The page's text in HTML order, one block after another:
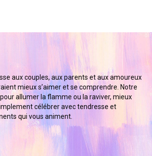
aux couples, aux parents et aux amoureux
mieux s’aimer et se comprendre. Notre
allumer la flamme ou la raviver, mieux
célébrer avec tendresse et
qui vous animent.